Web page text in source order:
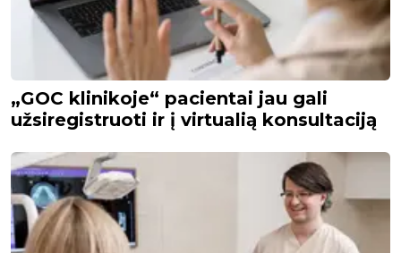
„GOC klinikoje“ pacientai jau gali
užsiregistruoti ir į virtualią konsultaciją